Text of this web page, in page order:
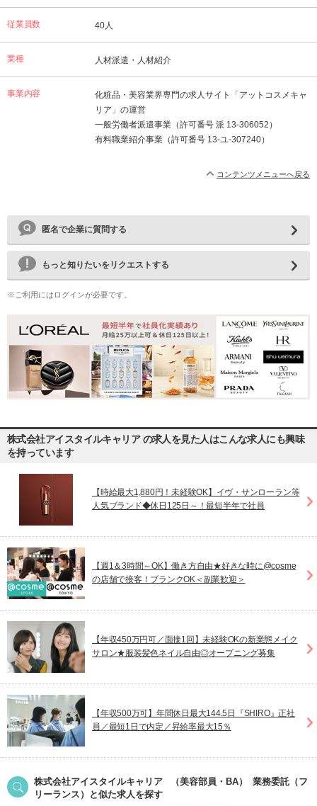
従業員数 40人
業種 人材派遣・人材紹介
事業内容
化粧品・美容業界専門の求人サイト「アットコスメキャ
リア」の運営
一般労働者派遣事業（許可番号 派 13-306052）
有料職業紹介事業（許可番号 13-ユ-307240）
コンテンツメニューへ戻る
匿名で企業に質問する
もっと知りたいをリクエストする
※ご利用にはログインが必要です。
株式会社アイスタイルキャリア の求人を見た人はこんな求人にも興味
を持っています
【時給最大1,880円！未経験OK】イヴ・サンローラン等
人気ブランド◆休日125日～！最短半年で社員
【週1＆3時間～OK】働き方自由★好きな時に@cosme
の店舗で接客！ブランクOK＜副業歓迎＞
【年収450万円可／面接1回】未経験OKの新業態メイク
サロン★服装髪色ネイル自由◎オープニング募集
【年収500万可】年間休日最大144.5日『SHIRO』正社
員／最短1日で内定／昇給率最大15％
株式会社アイスタイルキャリア （美容部員・BA）
業務委託（フ
リーランス）
と似た求人を探す